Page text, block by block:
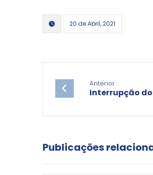
20 de Abril, 2021
Anterior
Interrupção
Publicações